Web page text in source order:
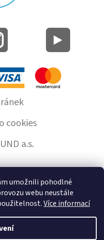
umožnili pohodlné
webu neustále
Více informací
cookies
a.s.
Shoptet